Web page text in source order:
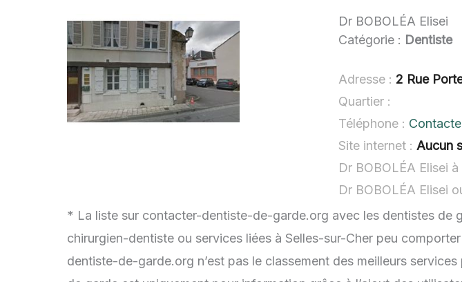
Dr BOBOLÉA Elisei
Catégorie : Dentiste
Adresse : 2 Rue
Quartier :
Téléphone :
Site internet : Aucun
Dr BOBOLÉA Elisei
Dr BOBOLÉA Elisei
* La liste sur contacter-dentiste-de-garde.org avec les dentistes de
chirurgien-dentiste ou services liées à Selles-sur-Cher peu
dentiste-de-garde.org n’est pas le classement des meilleurs